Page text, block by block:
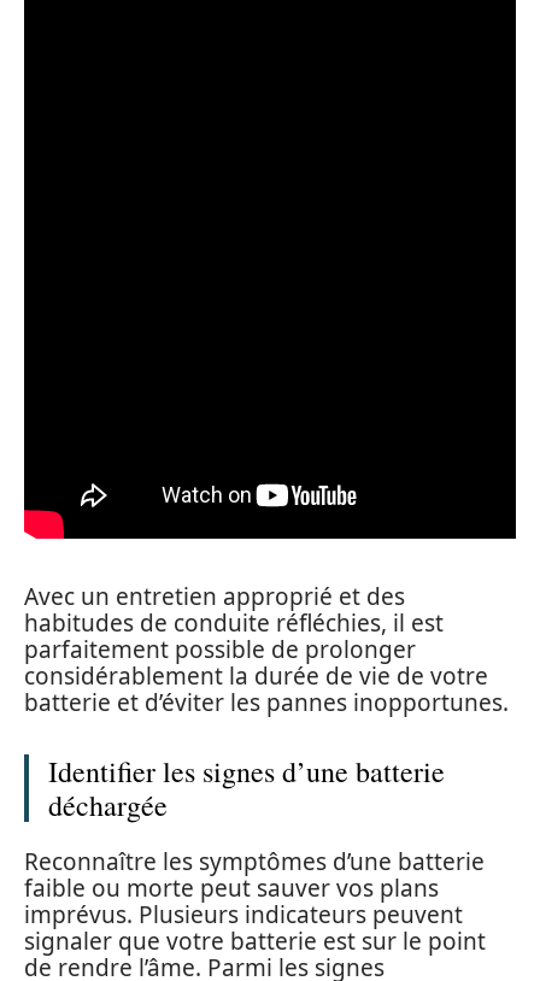
Avec un entretien approprié et des
habitudes de conduite réfléchies, il est
parfaitement possible de prolonger
considérablement la durée de vie de votre
batterie et d’éviter les pannes inopportunes.
Identifier les signes d’une batterie
déchargée
Reconnaître les symptômes d’une batterie
faible ou morte peut sauver vos plans
imprévus. Plusieurs indicateurs peuvent
signaler que votre batterie est sur le point
de rendre l’âme. Parmi les signes